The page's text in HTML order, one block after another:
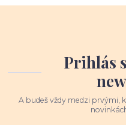
Prihlás
A budeš vždy medzi prvými,